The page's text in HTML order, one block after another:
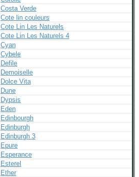
Costa Verde
Cote lin couleurs
Cote Lin Les Naturels
Cote Lin Les Naturels 4
Cyan
Cybele
Defile
Demoiselle
Dolce Vita
Dune
Dypsis
Eden
Edinbourgh
Edinburgh
Edinburgh 3
Epure
Esperance
Esterel
Ether